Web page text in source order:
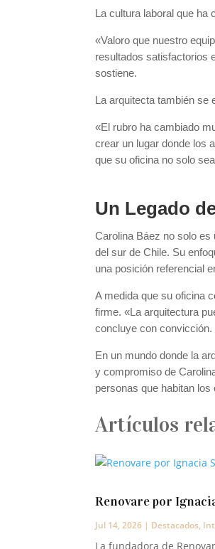
La cultura laboral que ha
«Valoro que nuestro
resultados satisfactorios
sostiene.
La arquitecta también se
«El rubro ha cambiado
crear un lugar donde los
que su oficina no solo
Un Legado
Carolina Báez no solo
del sur de Chile. Su
una posición referencial
A medida que su oficina
firme. «La arquitectura
concluye con convicción.
En un mundo donde la
y compromiso de
personas que habitan
Artículos
Renovare por
Jul 14, 2026 | Destacados,
La fundadora de